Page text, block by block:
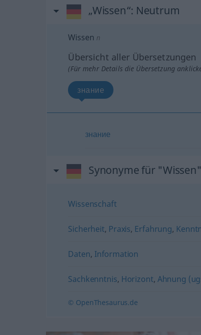
„Wissen“: Neutrum
Wissen n
Übersicht aller Übersetzungen
(Für mehr Details die Übersetzung
знание
знание
Synonyme für "Wissen"
Wissenschaft
Sicherheit, Praxis, Erfahrung,
Daten, Information
Sachkenntnis, Horizont, Ahnung
© OpenThesaurus.de